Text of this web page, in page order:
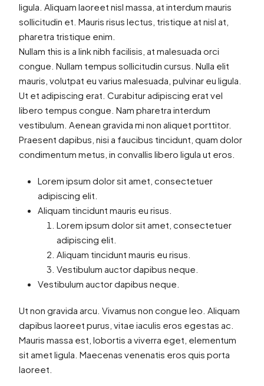
ligula. Aliquam laoreet nisl massa, at interdum mauris
sollicitudin et. Mauris risus lectus, tristique at nisl at,
pharetra tristique enim.
Nullam this is a link nibh facilisis, at malesuada orci
congue. Nullam tempus sollicitudin cursus. Nulla elit
mauris, volutpat eu varius malesuada, pulvinar eu ligula.
Ut et adipiscing erat. Curabitur adipiscing erat vel
libero tempus congue. Nam pharetra interdum
vestibulum. Aenean gravida mi non aliquet porttitor.
Praesent dapibus, nisi a faucibus tincidunt, quam dolor
condimentum metus, in convallis libero ligula ut eros.
Lorem ipsum dolor sit amet, consectetuer
adipiscing elit.
Aliquam tincidunt mauris eu risus.
Lorem ipsum dolor sit amet, consectetuer
adipiscing elit.
Aliquam tincidunt mauris eu risus.
Vestibulum auctor dapibus neque.
Vestibulum auctor dapibus neque.
Ut non gravida arcu. Vivamus non congue leo. Aliquam
dapibus laoreet purus, vitae iaculis eros egestas ac.
Mauris massa est, lobortis a viverra eget, elementum
sit amet ligula. Maecenas venenatis eros quis porta
laoreet.